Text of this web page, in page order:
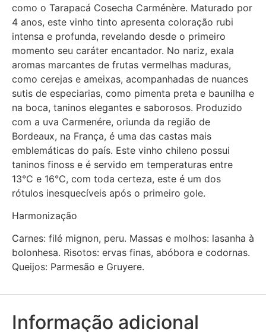
como o Tarapacá Cosecha Carménère. Maturado por
4 anos, este vinho tinto apresenta coloração rubi
intensa e profunda, revelando desde o primeiro
momento seu caráter encantador. No nariz, exala
aromas marcantes de frutas vermelhas maduras,
como cerejas e ameixas, acompanhadas de nuances
sutis de especiarias, como pimenta preta e baunilha e
na boca, taninos elegantes e saborosos. Produzido
com a uva Carmenére, oriunda da região de
Bordeaux, na França, é uma das castas mais
emblemáticas do país. Este vinho chileno possui
taninos finoss e é servido em temperaturas entre
13°C e 16°C, com toda certeza, este é um dos
rótulos inesquecíveis após o primeiro gole.
Harmonização
Carnes: filé mignon, peru. Massas e molhos: lasanha à
bolonhesa. Risotos: ervas finas, abóbora e codornas.
Queijos: Parmesão e Gruyere.
Informação adicional